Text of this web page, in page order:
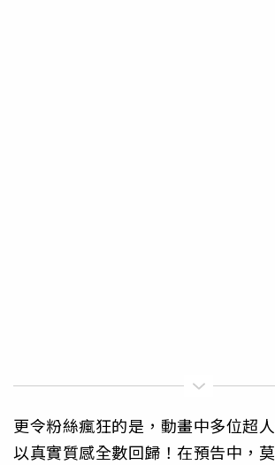
更令粉絲瘋狂的是，動畫中多位超
以真實質感全數回歸！在預告中，